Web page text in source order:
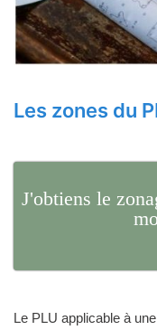
Les zones du
J'obtiens le
Le PLU applicable à